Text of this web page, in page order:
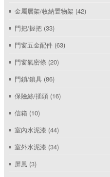
金屬層架/收納置物架 (42)
門把/握把 (33)
門窗五金配件 (63)
門窗氣密條 (20)
門鎖/鎖具 (86)
保險絲/插頭 (16)
信箱 (10)
室內水泥漆 (44)
室外水泥漆 (34)
屏風 (3)